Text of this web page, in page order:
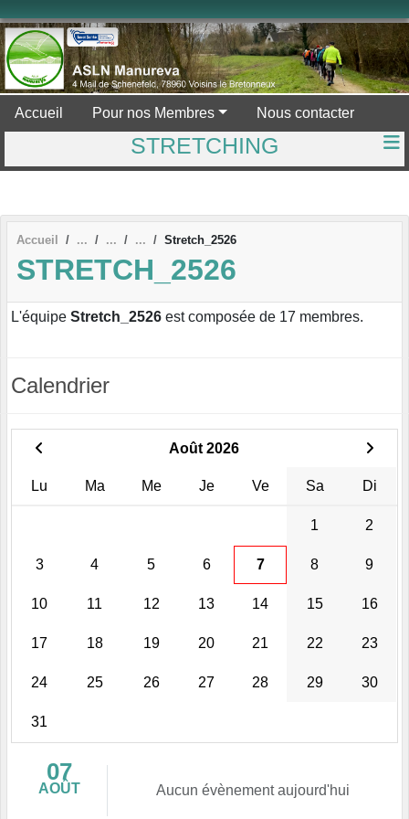
Accueil Pour nos Membres Nous contacter
STRETCHING
Accueil Stretch_2526
STRETCH_2526
L'équipe Stretch_2526 est composée de 17 membres.
Calendrier
Août 2026
Lu Ma Me Je Ve Sa Di
1 2
3 4 5 6 7 8 9
10 11 12 13 14 15 16
17 18 19 20 21 22 23
24 25 26 27 28 29 30
31
07
AOÛT Aucun évènement aujourd'hui